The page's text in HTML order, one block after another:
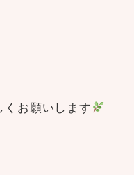
お願いします